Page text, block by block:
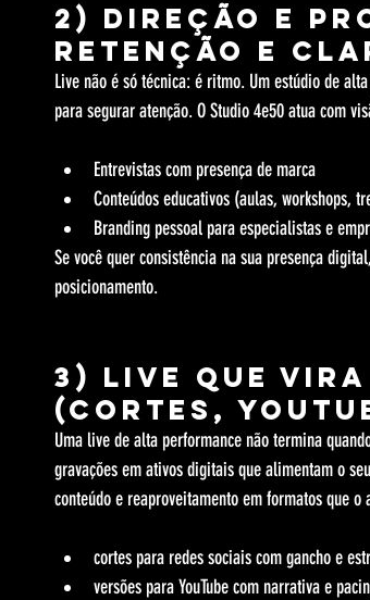
2) Direção e
retenção e
Live não é só técnica: é ritmo. Um estúdio de
para segurar atenção. O Studio 4e50 atua com
Entrevistas com presença de marca
Conteúdos educativos (aulas, workshops,
Branding pessoal para especialistas e
Se você quer consistência na sua presença
posicionamento.
3) Live que
(cortes,
Uma live de alta performance não termina
gravações em ativos digitais que alimentam o
conteúdo e reaproveitamento em formatos que
cortes para redes sociais com gancho e
versões para YouTube com narrativa e